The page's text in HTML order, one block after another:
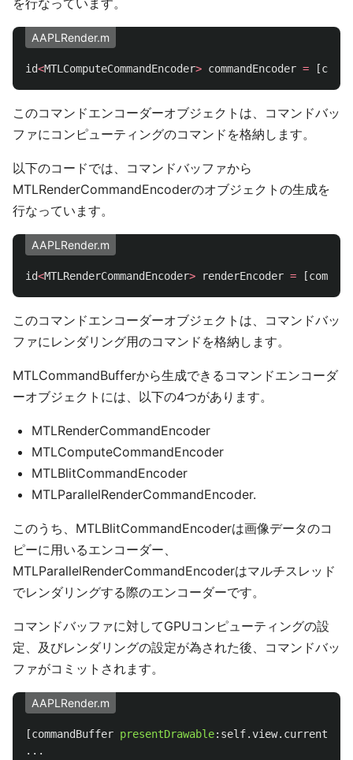
を行なっています。
AAPLRender.m
id<MTLComputeCommandEncoder> commandEncoder = [
このコマンドエンコーダーオブジェクトは、コマンドバッ
ファにコンピューティングのコマンドを格納します。
以下のコードでは、コマンドバッファから
MTLRenderCommandEncoderのオブジェクトの生成を
行なっています。
AAPLRender.m
id<MTLRenderCommandEncoder> renderEncoder = [
このコマンドエンコーダーオブジェクトは、コマンドバッ
ファにレンダリング用のコマンドを格納します。
MTLCommandBufferから生成できるコマンドエンコーダ
ーオブジェクトには、以下の4つがあります。
MTLRenderCommandEncoder
MTLComputeCommandEncoder
MTLBlitCommandEncoder
MTLParallelRenderCommandEncoder.
このうち、MTLBlitCommandEncoderは画像データのコ
ピーに用いるエンコーダー、
MTLParallelRenderCommandEncoderはマルチスレッド
でレンダリングする際のエンコーダーです。
コマンドバッファに対してGPUコンピューティングの設
定、及びレンダリングの設定が為された後、コマンドバッ
ファがコミットされます。
AAPLRender.m
[commandBuffer presentDrawable: self.view.
...